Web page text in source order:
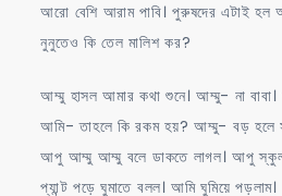
আরো বেশি আরাম পাবি। পুরুষদের এটাই
নুনুতেও কি তেল মালিশ কর?
আম্মু হাসল আমার কথা শুনে। আম্মু- না
আমি- তাহলে কি রকম হয়? আম্মু- বড় হলে
আপু আম্মু আম্মু বলে ডাকতে লাগল। আপু স্কুল
প্যান্ট পড়ে ঘুমাতে বলল। আমি ঘুমিয়ে পড়লাম।